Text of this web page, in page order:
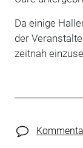
Da einige
der
zeitnah